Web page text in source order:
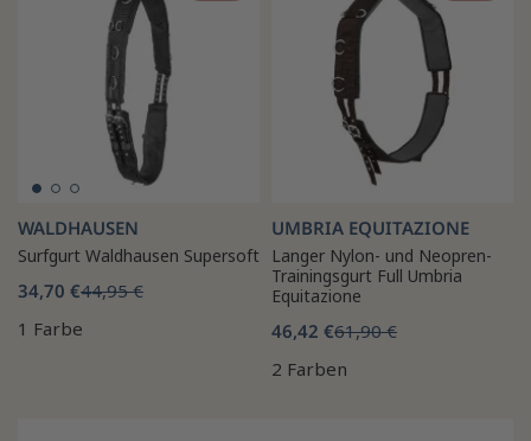
WALDHAUSEN
Surfgurt Waldhausen Supersoft
34,70 €44,95 €
1 Farbe
UMBRIA EQUITAZIONE
Langer Nylon- und Neopren-
Trainingsgurt Full Umbria
Equitazione
46,42 €61,90 €
2 Farben